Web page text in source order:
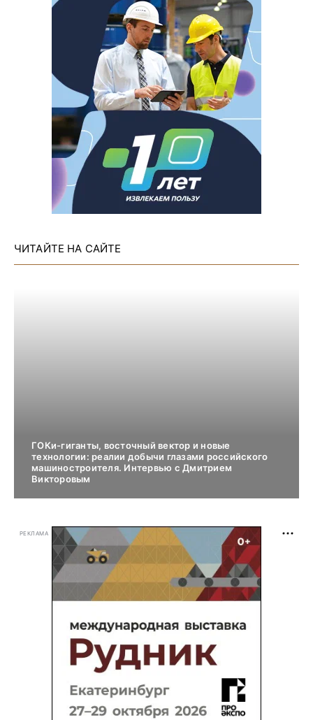
ЧИТАЙТЕ НА САЙТЕ
ГОКи-гиганты, восточный вектор и новые
технологии: реалии добычи глазами российского
машиностроителя. Интервью с Дмитрием
Викторовым
РЕКЛАМА